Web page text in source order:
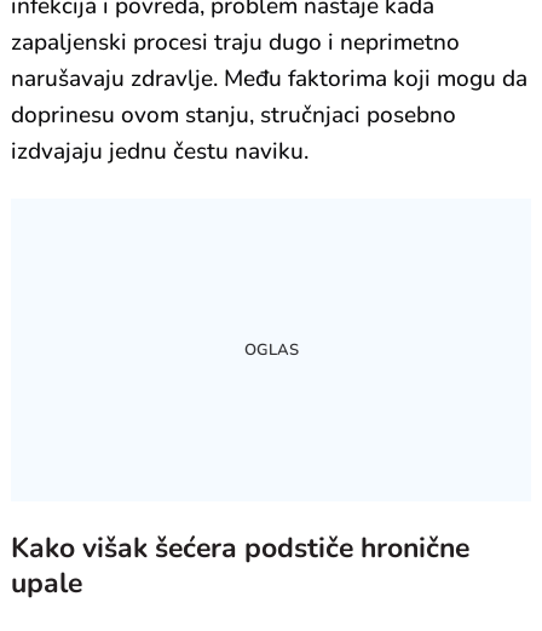
infekcija i povreda, problem nastaje kada
zapaljenski procesi traju dugo i neprimetno
narušavaju zdravlje. Među faktorima koji mogu da
doprinesu ovom stanju, stručnjaci posebno
izdvajaju jednu čestu naviku.
Kako višak šećera podstiče hronične
upale